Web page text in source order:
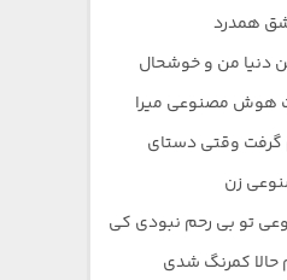
همدرد
دنیا من و خوشحال
هوش مصنوعی میرا
گرفت وقتی دستای
زن
تو بی رحم نبودی کی
حالا کمرنگ شدی